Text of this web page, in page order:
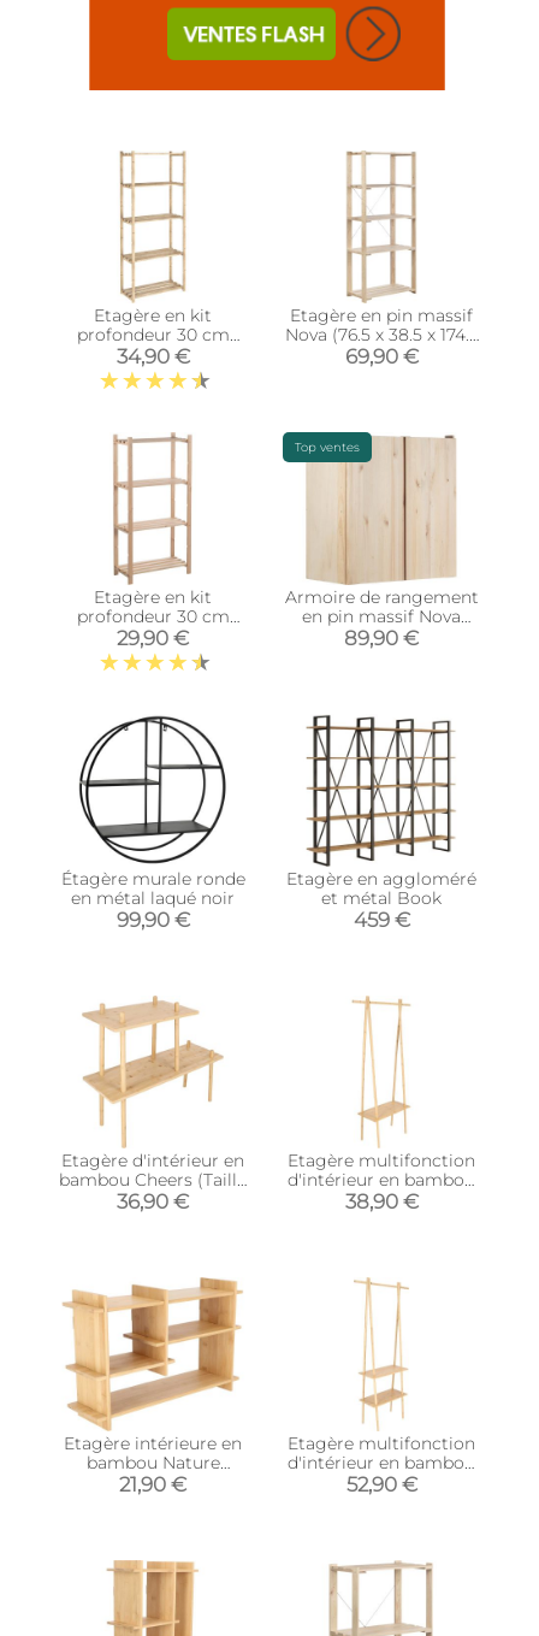
Etagère en kit
profondeur 30 cm
Natura (5 tablettes)
34,90 €
Etagère en pin massif
Nova (76.5 x 38.5 x 174.5
cm)
69,90 €
Etagère en kit
profondeur 30 cm
Natura (4 tablettes)
29,90 €
Top ventes
Armoire de rangement
en pin massif Nova
(76.5 x 40.5 x 79.5 cm)
89,90 €
Étagère murale ronde
en métal laqué noir
99,90 €
Etagère en aggloméré
et métal Book
459 €
Etagère d'intérieur en
bambou Cheers (Taille
S)
36,90 €
Etagère multifonction
d'intérieur en bambou
(Taille S)
38,90 €
Etagère intérieure en
bambou Nature
(Horizontale)
21,90 €
Etagère multifonction
d'intérieur en bambou
(Taille L)
52,90 €